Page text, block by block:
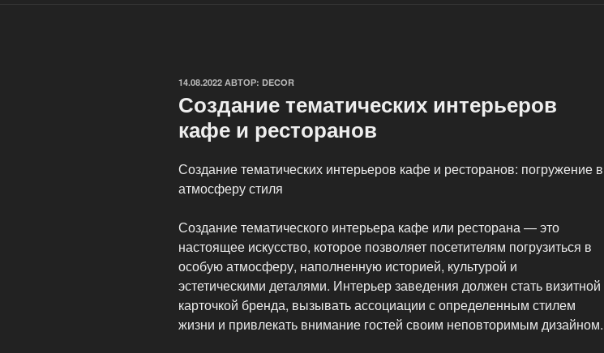
ОПУБЛИКОВАНО
14.08.2022 АВТОР: DECOR
Создание тематических интерьеров
кафе и ресторанов
Создание тематических интерьеров кафе и ресторанов: погружение в
атмосферу стиля
Создание тематического интерьера кафе или ресторана — это
настоящее искусство, которое позволяет посетителям погрузиться в
особую атмосферу, наполненную историей, культурой и
эстетическими деталями. Интерьер заведения должен стать визитной
карточкой бренда, вызывать ассоциации с определенным стилем
жизни и привлекать внимание гостей своим неповторимым дизайном.